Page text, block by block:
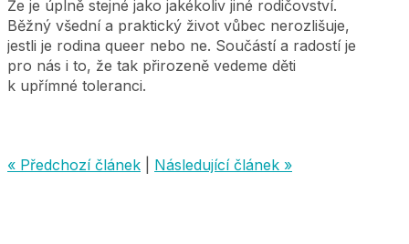
Že je úplně stejné jako jakékoliv jiné rodičovství.
Běžný všední a praktický život vůbec nerozlišuje,
jestli je rodina queer nebo ne. Součástí a radostí je
pro nás i to, že tak přirozeně vedeme děti
k upřímné toleranci.
« Předchozí článek Následující článek »